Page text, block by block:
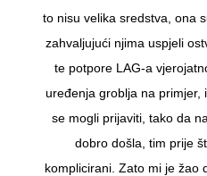
to nisu velika sredstva, ona
zahvaljujući njima uspjeli
te potpore LAG-a
uređenja groblja na primjer,
se mogli prijaviti, tako da
dobro došla, tim prije
komplicirani. Zato mi je žao